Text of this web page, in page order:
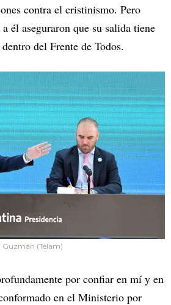
contra el cristinismo. Pero
él aseguraron que su salida tiene
del Frente de Todos.
(Télam)
por confiar en mí y en
en el Ministerio por